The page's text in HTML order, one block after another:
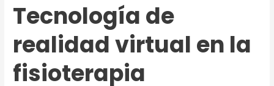
Tecnología de
realidad virtual en la
fisioterapia